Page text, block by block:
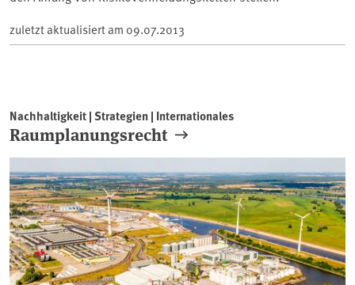
zuletzt aktualisiert am 09.07.2013
Nachhaltigkeit | Strategien | Internationales
Raumplanungsrecht